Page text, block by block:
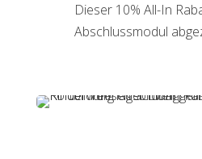
Dieser 10% All-In
Abschlussmodul